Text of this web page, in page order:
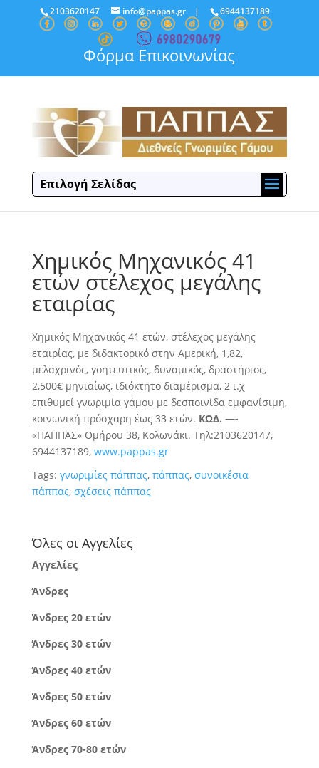
2103620147 info@pappas.gr| 6944137189
Φόρμα Επικοινωνίας
Επιλογή Σελίδας
Χημικός Μηχανικός 41
ετών στέλεχος μεγάλης
εταιρίας
Χημικός Μηχανικός 41 ετών, στέλεχος μεγάλης
εταιρίας, με διδακτορικό στην Αμερική, 1,82,
μελαχρινός, γοητευτικός, δυναμικός, δραστήριος,
2,500€ μηνιαίως, ιδιόκτητο διαμέρισμα, 2 ι.χ
επιθυμεί γνωριμία γάμου με δεσποινίδα εμφανίσιμη,
κοινωνική πρόσχαρη έως 33 ετών. ΚΩΔ. —-
«ΠΑΠΠΑΣ» Ομήρου 38, Κολωνάκι. Τηλ:2103620147,
6944137189, www.pappas.gr
Tags: γνωριμίες πάππας, πάππας, συνοικέσια
πάππας, σχέσεις πάππας
Όλες οι Αγγελίες
Αγγελίες
Άνδρες
Άνδρες 20 ετών
Άνδρες 30 ετών
Άνδρες 40 ετών
Άνδρες 50 ετών
Άνδρες 60 ετών
Άνδρες 70-80 ετών